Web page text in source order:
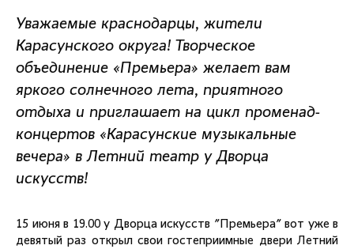
Уважаемые краснодарцы, жители
Карасунского округа! Творческое
объединение «Премьера» желает вам
яркого солнечного лета, приятного
отдыха и приглашает на цикл променад-
концертов «Карасунские музыкальные
вечера» в Летний театр у Дворца
искусств!
15 июня в 19.00 у Дворца искусств "Премьера" вот уже в
девятый раз открыл свои гостеприимные двери Летний